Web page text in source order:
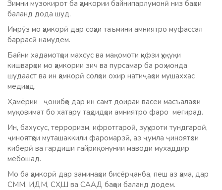
Зимни музокирот ба ҳамкории байнипарлумонӣ низ баҳои
баланд дода шуд.
Имрӯз мо ҳамкорӣ дар соҳаи таъмини амниятро муфассал
баррасӣ намудем.
Байни хадамотҳои махсус ва мақомоти ҳифзи ҳуқуқи
кишварҳои мо ҳамкории зич ва пурсамар ба роҳ монда
шудааст ва ин ҳамкорӣ солҳои охир натиҷаҳои мушаххас
медиҳад.
Ҳамёрии ҷонибҳо дар ин самт доираи васеи масъалаҳои
муқовимат бо хатару таҳдидҳои амниятро фаро мегирад.
Ин, бахусус, терроризм, ифротгароӣ, зуҳуроти тундгароӣ,
ҷиноятҳои муташаккили фаромарзӣ, аз ҷумла ҷиноятҳои
киберӣ ва гардиши ғайриқонунии маводи мухаддир
мебошад.
Мо ба ҳамкорӣ дар заминаҳои бисёрҷанба, пеш аз ҳама, дар
СММ, ИДМ, СҲШ ва СААД баҳои баланд додем.